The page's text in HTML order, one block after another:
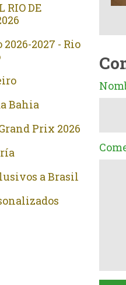
RIO DE
2027 - Rio
Bahia
Prix 2026
a Brasil